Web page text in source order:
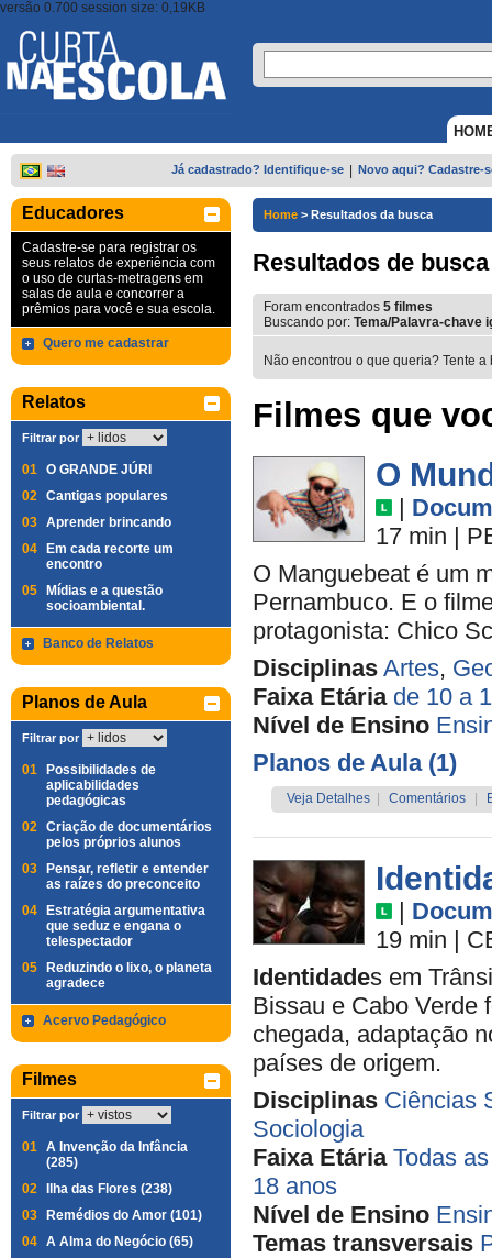
versão 0.700 session size: 0,19KB
Já cadastrado? Identifique-se Novo aqui? Cadastre-
Educadores
Cadastre-se para registrar os
seus relatos de experiência com
o uso de curtas-metragens em
salas de aula e concorrer a
prêmios para você e sua escola.
Quero me cadastrar
Relatos
Filtrar por
01 O GRANDE JÚRI
02 Cantigas populares
03 Aprender brincando
04
Em cada recorte um
encontro
05
Mídias e a questão
socioambiental.
Banco de Relatos
Planos de Aula
Filtrar por
01
Possibilidades de
aplicabilidades
pedagógicas
02 Criação de documentários
pelos próprios alunos
03
Pensar, refletir e entender
as raízes do preconceito
04
Estratégia argumentativa
que seduz e engana o
telespectador
05
Reduzindo o lixo, o planeta
agradece
Acervo Pedagógico
Filmes
Filtrar por
01 A Invenção da Infância
(285)
02
Ilha das Flores (238)
03
Remédios do Amor (101)
04 A Alma do Negócio (65)
Home > Resultados da busca
Resultados de busca
Foram encontrados 5 filmes
Buscando por: Tema/Palavra-chave
Não encontrou o que queria? Tente
Filmes que
O
|
17 min |
O Manguebeat é um
Pernambuco. E o
protagonista: Chico
Disciplinas Artes,
Faixa Etária de 10 a
Nível de Ensino
Planos de Aula (1)
Veja Detalhes Comentários
|
19 min |
Identidades em
Bissau e Cabo Verde
chegada, adaptação
países de origem.
Disciplinas Ciências
Sociologia
Faixa Etária Todas
18 anos
Nível de Ensino
Temas transversais